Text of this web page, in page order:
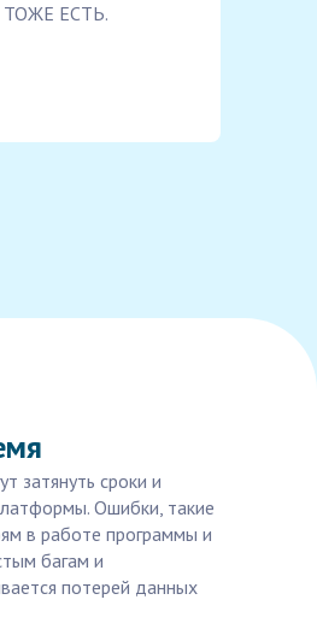
ЕСТЬ.
затянуть сроки и
Ошибки, такие
в работе программы и
багам и
потерей данных